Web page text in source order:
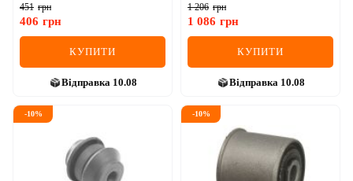
SUBARU
SUZUKI
TESLA
TOYOTA
451 грн
406 грн
КУПИТИ
Відправка 10.08
1 206 грн
1 086 грн
КУПИТИ
Відправка 10.08
-10% -10%